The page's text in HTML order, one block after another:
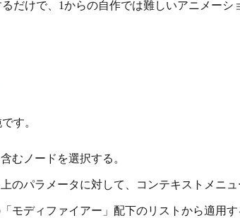
だけで、1からの自作では難しいアニメーシ
す。
むノードを選択する。
のパラメータに対して、コンテキストメニュ
モディファイアー」配下のリストから適用す